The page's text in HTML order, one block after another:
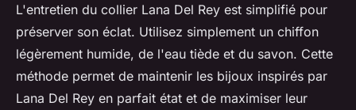
L'entretien du collier Lana Del Rey est simplifié pour
préserver son éclat. Utilisez simplement un chiffon
légèrement humide, de l'eau tiède et du savon. Cette
méthode permet de maintenir les bijoux inspirés par
Lana Del Rey en parfait état et de maximiser leur